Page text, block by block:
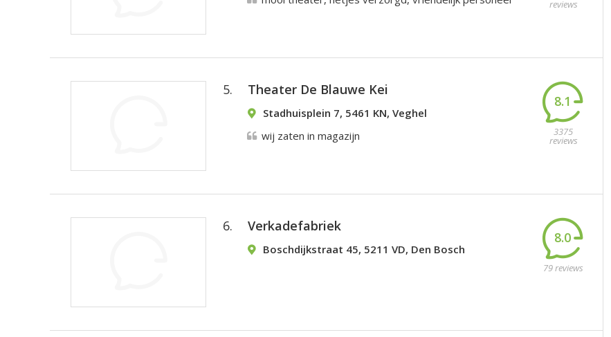
reviews
5. Theater De Blauwe Kei
Stadhuisplein 7, 5461 KN, Veghel
8.1
3375
reviews
wij zaten in magazijn
6. Verkadefabriek
Boschdijkstraat 45, 5211 VD, Den Bosch
8.0
79 reviews